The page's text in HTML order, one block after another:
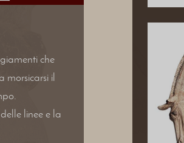
che
il
linee e la